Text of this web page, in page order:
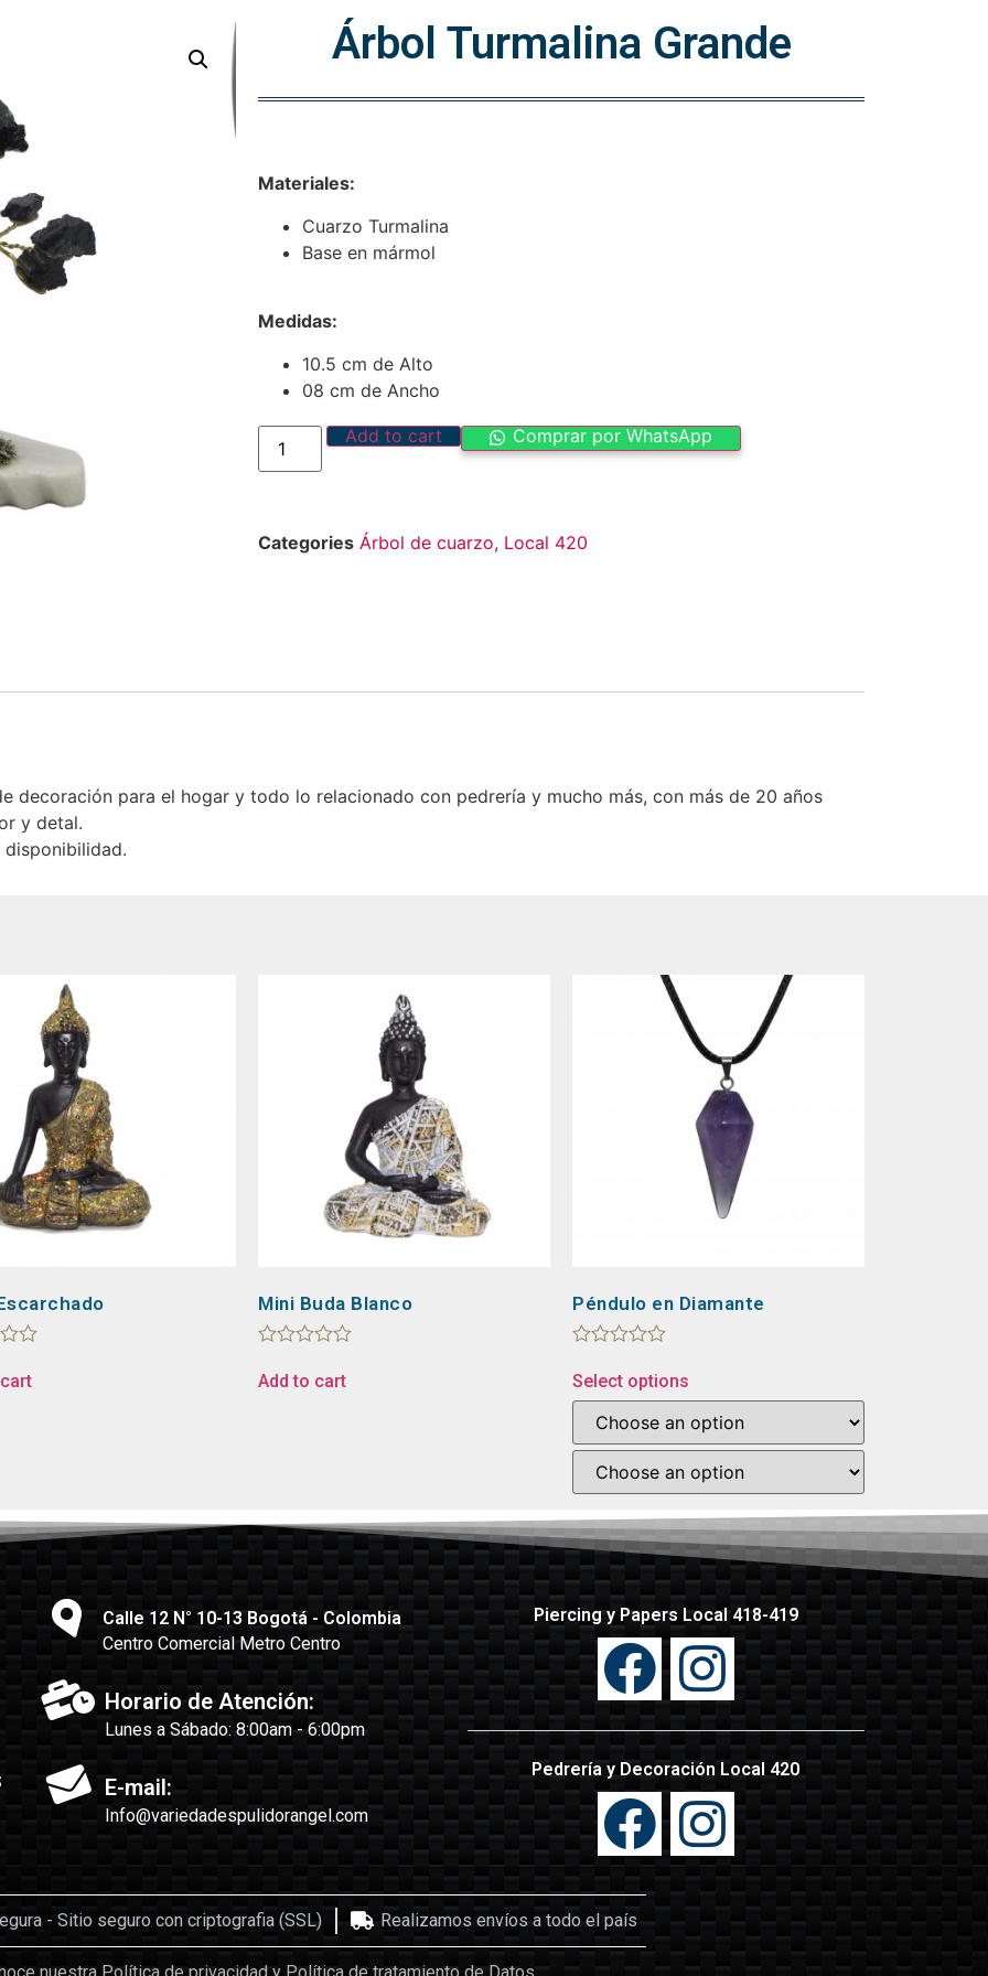
Árbol Turmalina Grande
Materiales:
Cuarzo Turmalina
Base en mármol
Medidas:
10.5 cm de Alto
08 cm de Ancho
Add to cart Comprar por WhatsApp
Categories Árbol de cuarzo, Local 420
decoración para el hogar y todo lo relacionado con pedrería y mucho más, con más de 20 años
y detal.
Mini Buda Blanco
0
Add to cart
Péndulo en Diamante
0
Select options
Calle 12 N° 10-13 Bogotá - Colombia
Centro Comercial Metro Centro
Horario de Atención:
Lunes a Sábado: 8:00am - 6:00pm
E-mail:
Info@variedadespulidorangel.com
Piercing y Papers Local 418-419
Pedrería y Decoración Local 420
- Sitio seguro con criptografia (SSL) Realizamos envíos a todo el país